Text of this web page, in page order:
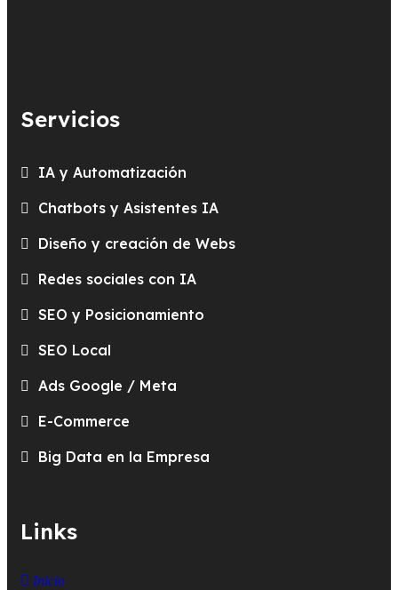
Servicios
IA y Automatización
Chatbots y Asistentes IA
Diseño y creación de Webs
Redes sociales con IA
SEO y Posicionamiento
SEO Local
Ads Google / Meta
E-Commerce
Big Data en la Empresa
Links
Inicio